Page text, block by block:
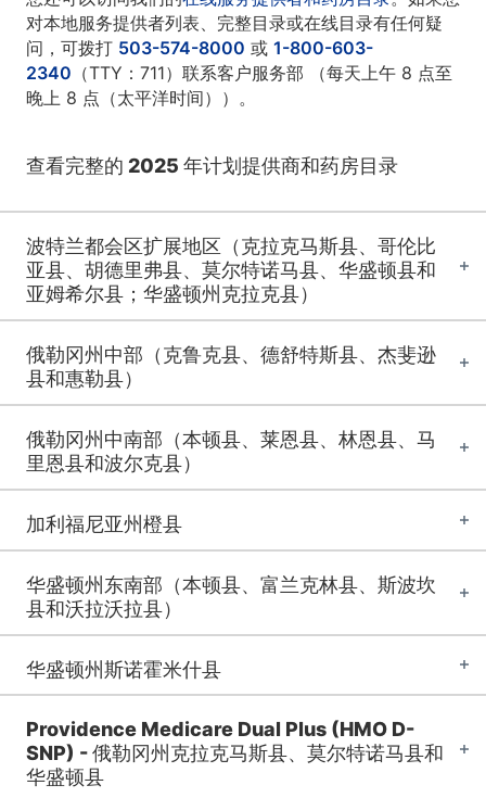
对本地服务提供者列表、完整目录或在线目录有任何疑
问，可拨打 503-574-8000 或 1-800-603-
2340 （TTY：711）联系客户服务部 （每天上午 8 点至
晚上 8 点（太平洋时间））。
查看完整的 2025 年计划提供商和药房目录
波特兰都会区扩展地区（克拉克马斯县、哥伦比
亚县、胡德里弗县、莫尔特诺马县、华盛顿县和
亚姆希尔县；华盛顿州克拉克县）
俄勒冈州中部（克鲁克县、德舒特斯县、杰斐逊
县和惠勒县）
俄勒冈州中南部（本顿县、莱恩县、林恩县、马
里恩县和波尔克县）
加利福尼亚州橙县
华盛顿州东南部（本顿县、富兰克林县、斯波坎
县和沃拉沃拉县）
华盛顿州斯诺霍米什县
Providence Medicare Dual Plus (HMO D-
SNP) - 俄勒冈州克拉克马斯县、莫尔特诺马县和
华盛顿县